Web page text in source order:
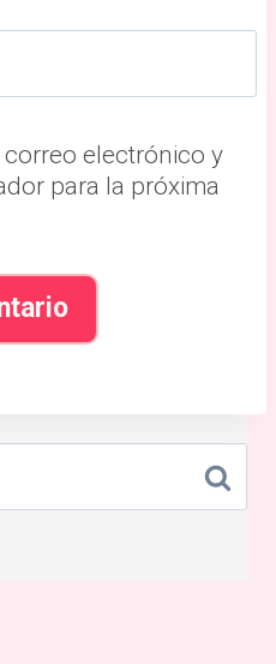
electrónico y
para la próxima